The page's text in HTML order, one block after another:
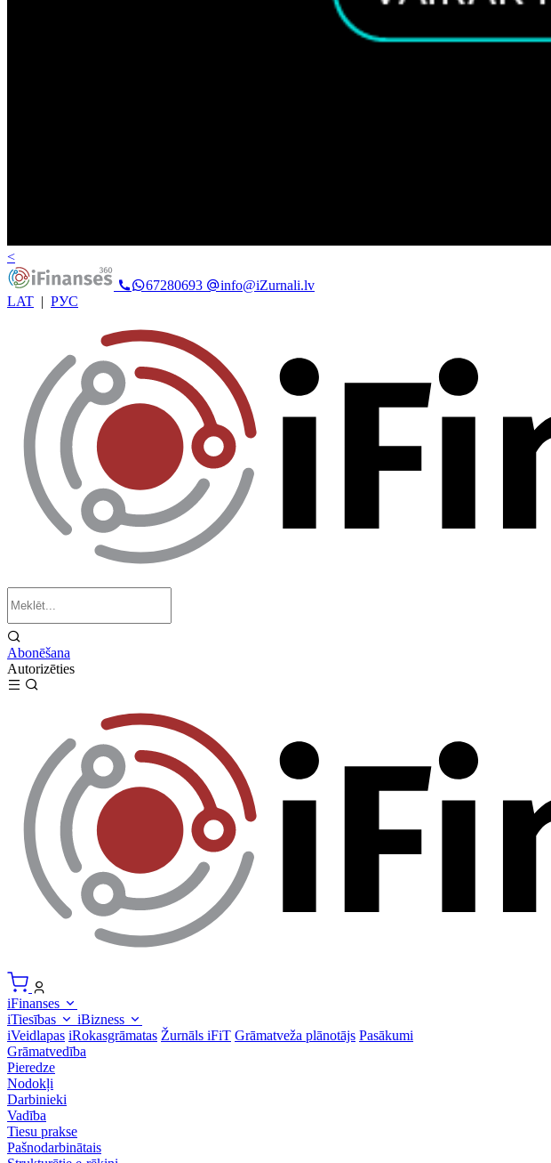
<
67280693
info@iZurnali.lv
LAT | РУС
Abonēšana
Autorizēties
iFinanses
iTiesības
iBizness
iVeidlapas iRokasgrāmatas Žurnāls iFiT Grāmatveža plānotājs Pasākumi
Grāmatvedība
Pieredze
Nodokļi
Darbinieki
Vadība
Tiesu prakse
Pašnodarbinātais